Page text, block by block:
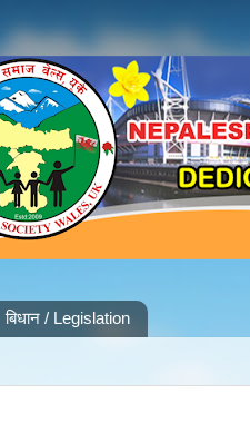
बिधान / Legislation